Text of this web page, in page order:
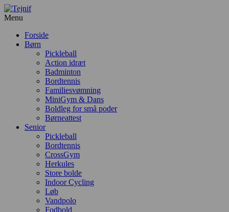
Menu
Forside
Børn
Pickleball
Action idræt
Badminton
Bordtennis
Familiesvømning
MiniGym & Dans
Boldleg for små poder
Børneattest
Senior
Pickleball
Bordtennis
CrossGym
Herkules
Store bolde
Indoor Cycling
Løb
Vandpolo
Fodbold